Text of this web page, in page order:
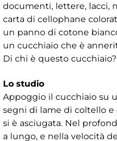
documenti, lettere, lacci,
carta di cellophane
un panno di cotone
un cucchiaio che è
Di chi è questo cucchiaio?
Lo studio
Appoggio il cucchiaio su
segni di lame di coltello e
si è asciugata. Nel
a lungo, e nella velocità